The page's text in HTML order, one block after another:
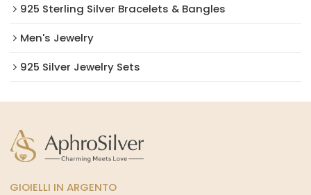
925 Sterling Silver Bracelets & Bangles
Men's Jewelry
925 Silver Jewelry Sets
GIOIELLI IN ARGENTO